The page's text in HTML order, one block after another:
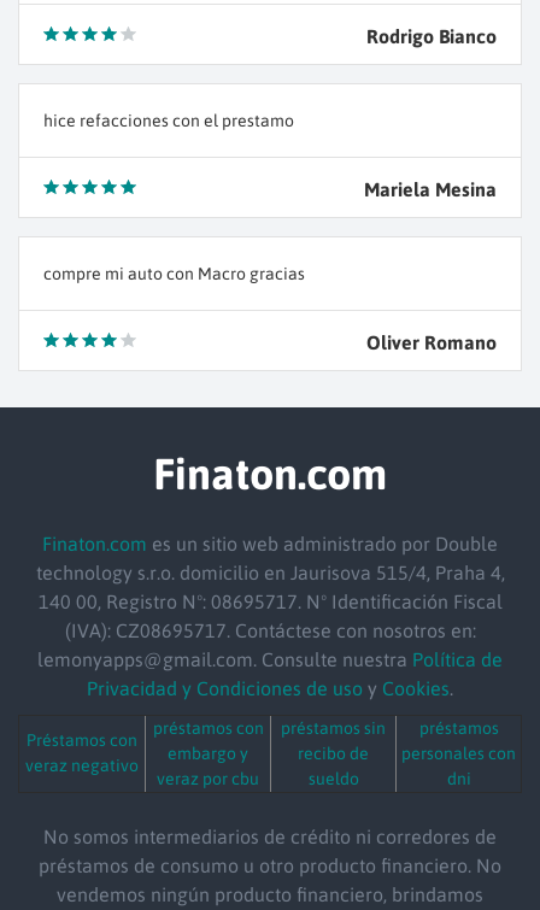
Rodrigo Bianco
hice refacciones con el prestamo
Mariela Mesina
compre mi auto con Macro gracias
Oliver Romano
Finaton.com
Finaton.com es un sitio web administrado por Double
technology s.r.o. domicilio en Jaurisova 515/4, Praha 4,
140 00, Registro Nº: 08695717. Nº Identificación Fiscal
(IVA): CZ08695717. Contáctese con nosotros en:
lemonyapps@gmail.com. Consulte nuestra Política de
Privacidad y Condiciones de uso y Cookies
Préstamos con
veraz negativo
préstamos con
embargo y
veraz por cbu
préstamos sin
recibo de
sueldo
préstamos
personales con
dni
No somos intermediarios de crédito ni corredores de
préstamos de consumo u otro producto financiero. No
vendemos ningún producto financiero, brindamos